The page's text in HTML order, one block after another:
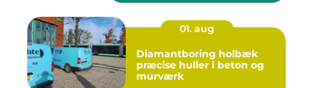
01. aug
Diamantboring holbæk
præcise huller i beton og
murværk